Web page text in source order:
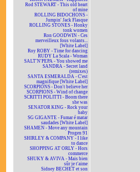
Rod STEWART - This old heart
of mine
ROLLING BIDOCHONS -
Jumpin' Jack Flasque
ROLLING STONES - Honky
tonk women
Ron GOODWIN - Ces
merveilleux fous volants...
[White Label]
Roy ROBY - Time for dancing
RUDY La Scala - Woman
SALT'N'PEPA - You showed me
SANDRA - Secret land
(remixes)
SANTA ESMERALDA - C'est
magnifique [White Label]
SCORPIONS - Don't believe her
SCORPIONS - Wind of change
SCRITTI POLITTI - Boom there
she was
SENATOR KING - Rock your
baby
SG GIGANTE - Fumar é matar
saudades [White Label]
SHAMEN - Move any mountain
Progen 91
SHIRLEY & COMPANY - I like
to dance
SHOPPING AT ORLY - Hors
commerce
SHUKY & AVIVA - Mais bien
sûr je t'aime
Sidney BECHET et son